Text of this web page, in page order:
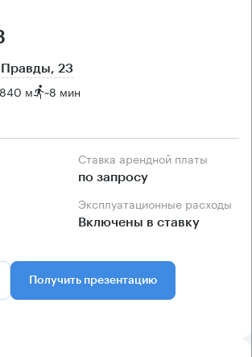
23
м ~8 мин
Ставка арендной платы
по запросу
Эксплуатационные расходы
Включены в ставку
Получить презентацию